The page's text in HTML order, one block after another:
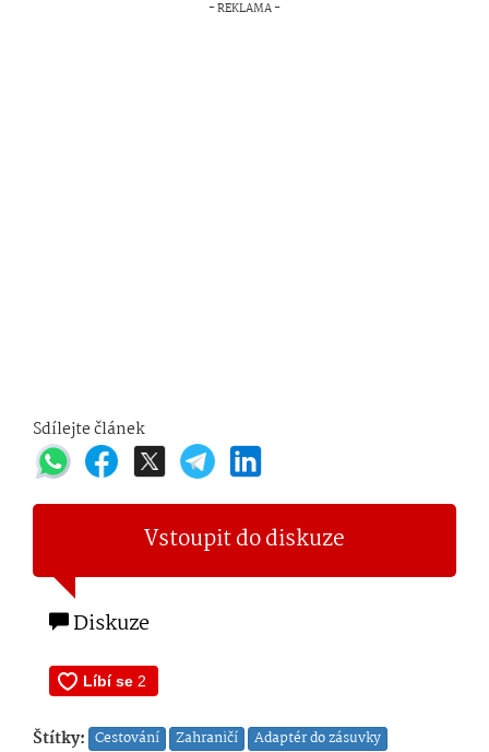
Sdílejte článek
Vstoupit do diskuze
Diskuze
Štítky: Cestování Zahraničí Adaptér do zásuvky